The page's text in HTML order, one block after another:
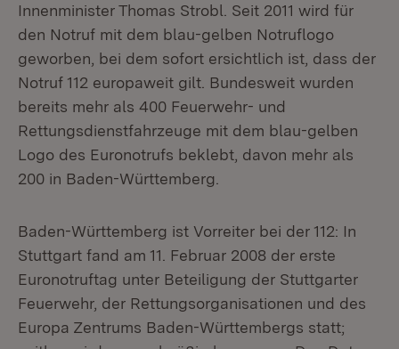
Innenminister Thomas Strobl. Seit 2011 wird für
den Notruf mit dem blau-gelben Notruflogo
geworben, bei dem sofort ersichtlich ist, dass der
Notruf 112 europaweit gilt. Bundesweit wurden
bereits mehr als 400 Feuerwehr- und
Rettungsdienstfahrzeuge mit dem blau-gelben
Logo des Euronotrufs beklebt, davon mehr als
200 in Baden-Württemberg.
Baden-Württemberg ist Vorreiter bei der 112: In
Stuttgart fand am 11. Februar 2008 der erste
Euronotruftag unter Beteiligung der Stuttgarter
Feuerwehr, der Rettungsorganisationen und des
Europa Zentrums Baden-Württembergs statt;